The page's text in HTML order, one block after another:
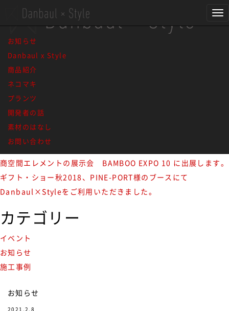
お知らせ
Danbaul x Style
商品紹介
ネコマキ
プランツ
開発者の話
素材のはなし
お問い合わせ
image019
1 / 11
最近のお知らせ一覧
商空間エレメントの展示会 BAMBOO EXPO 10 に出展します。
ギフト・ショー秋2018、PINE-PORT様のブースにて
Danbaul×Styleをご利用いただきました。
カテゴリー
イベント
お知らせ
施工事例
お知らせ
2021.2.8